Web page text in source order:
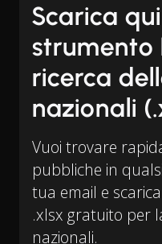
Scarica
strumento
ricerca
nazionali
Vuoi trovare
pubbliche in
tua email e
.xlsx gratuito per
nazionali.